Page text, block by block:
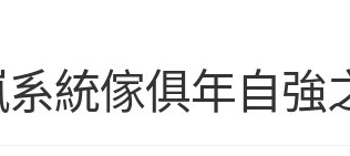
統傢俱年自強